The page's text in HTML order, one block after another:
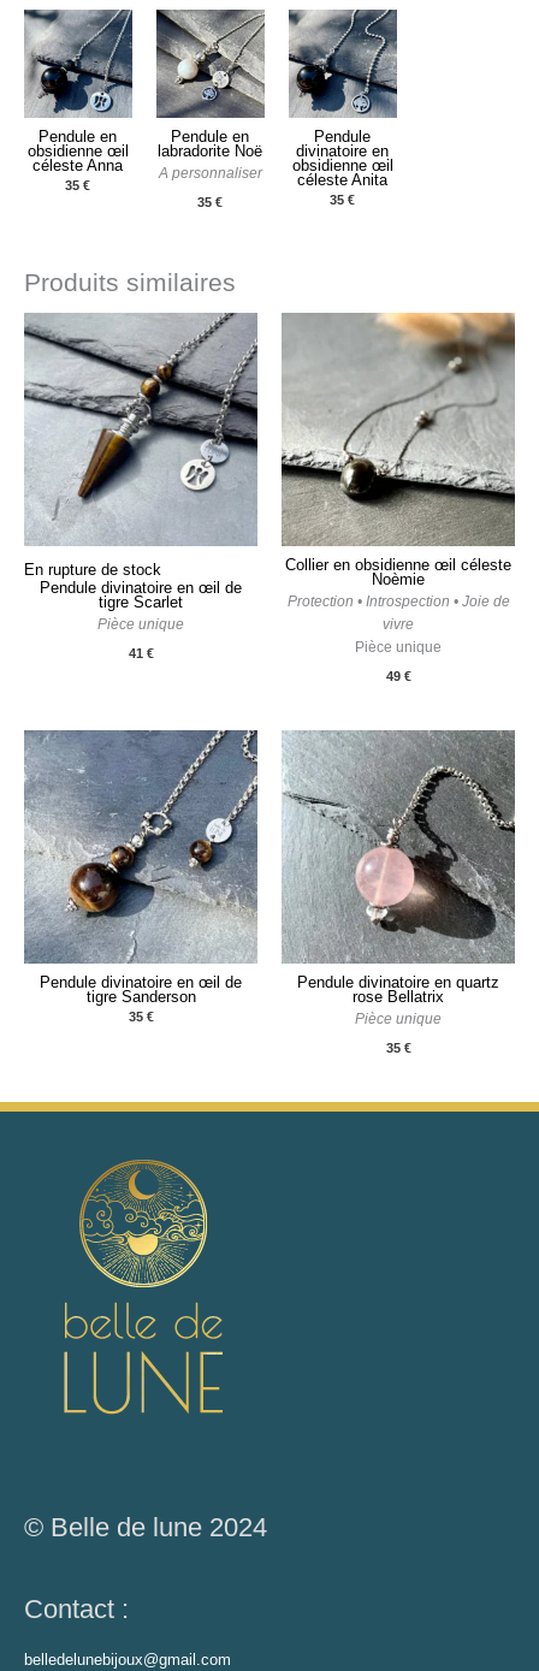
Pendule en
obsidienne œil
céleste Anna
35€
Pendule en
labradorite Noë
A personnaliser
35€
Pendule
divinatoire en
obsidienne œil
céleste Anita
35€
Produits similaires
En rupture de stock
Pendule divinatoire en œil de
tigre Scarlet
Pièce unique
41 €
Collier en obsidienne œil céleste
Noèmie
Protection • Introspection • Joie de
vivre
Pièce unique
49 €
Pendule divinatoire en œil de
tigre Sanderson
35 €
Pendule divinatoire en quartz
rose Bellatrix
Pièce unique
35 €
© Belle de lune 2024
Contact :
belledelunebijoux@gmail.com